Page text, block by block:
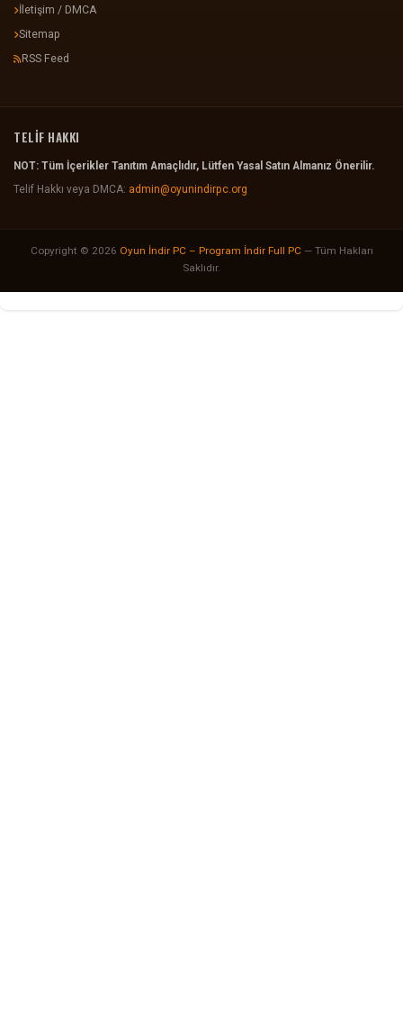
İletişim / DMCA
Sitemap
RSS Feed
TELİF HAKKI
NOT: Tüm İçerikler Tanıtım Amaçlıdır, Lütfen Yasal Satın Almanız Önerilir.
Telif Hakkı veya DMCA: admin@oyunindirpc.org
Copyright © 2026 Oyun İndir PC – Program İndir Full PC — Tüm Hakları
Saklıdır.